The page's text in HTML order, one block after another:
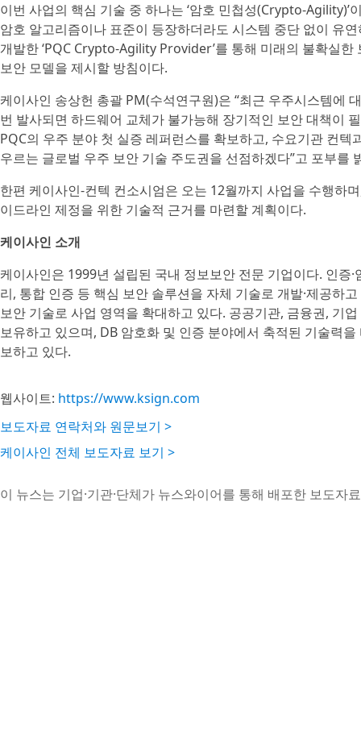
이번 사업의 핵심 기술 중 하나는 ‘암호 민첩성(Crypto-Agility)’
암호 알고리즘이나 표준이 등장하더라도 시스템 중단 없이 유
개발한 ‘PQC Crypto-Agility Provider’를 통해 미래의 불확실
보안 모델을 제시할 방침이다.
케이사인 송상헌 총괄 PM(수석연구원)은 “최근 우주시스템에
번 발사되면 하드웨어 교체가 불가능해 장기적인 보안 대책이
PQC의 우주 분야 첫 실증 레퍼런스를 확보하고, 수요기관 컨텍
우르는 글로벌 우주 보안 기술 주도권을 선점하겠다”고 포부를
한편 케이사인-컨텍 컨소시엄은 오는 12월까지 사업을 수행하
이드라인 제정을 위한 기술적 근거를 마련할 계획이다.
케이사인 소개
케이사인은 1999년 설립된 국내 정보보안 전문 기업이다. 인증
리, 통합 인증 등 핵심 보안 솔루션을 자체 기술로 개발·제공하
보안 기술로 사업 영역을 확대하고 있다. 공공기관, 금융권, 기
보유하고 있으며, DB 암호화 및 인증 분야에서 축적된 기술력
보하고 있다.
웹사이트: https://www.ksign.com
보도자료 연락처와 원문보기 >
케이사인 전체 보도자료 보기 >
이 뉴스는 기업·기관·단체가 뉴스와이어를 통해 배포한 보도자